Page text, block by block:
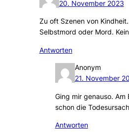
20. November 2023
Zu oft Szenen von
Selbstmord oder Mord.
Antworten
Anonym
21. November
Ging mir genauso. Am
schon die
Antworten